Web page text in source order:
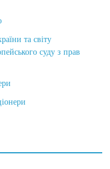
та світу
суду з прав